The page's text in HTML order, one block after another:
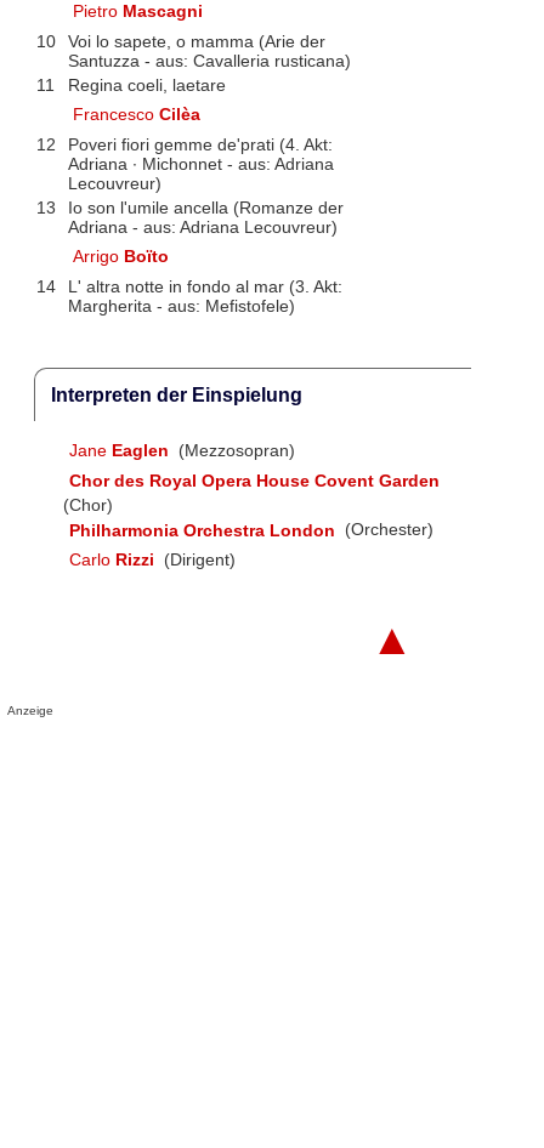
Pietro Mascagni
10
Voi lo sapete, o mamma (Arie der
Santuzza - aus: Cavalleria rusticana)
11
Regina coeli, laetare
FrancescoCilèa
12
Poveri fiori gemme de'prati (4. Akt:
Adriana ∙ Michonnet - aus: Adriana
Lecouvreur)
13
Io son l'umile ancella (Romanze der
Adriana - aus: Adriana Lecouvreur)
Arrigo Boïto
14
L' altra notte in fondo al mar (3. Akt:
Margherita - aus: Mefistofele)
Interpreten der Einspielung
Jane Eaglen
(Mezzosopran)
Chor des Royal Opera House Covent Garden
(Chor)
Philharmonia Orchestra London
(Orchester)
Carlo Rizzi (Dirigent)
▲
Anzeige